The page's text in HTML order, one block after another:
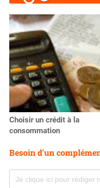
Choisir un crédit à la
consommation
Besoin d'un